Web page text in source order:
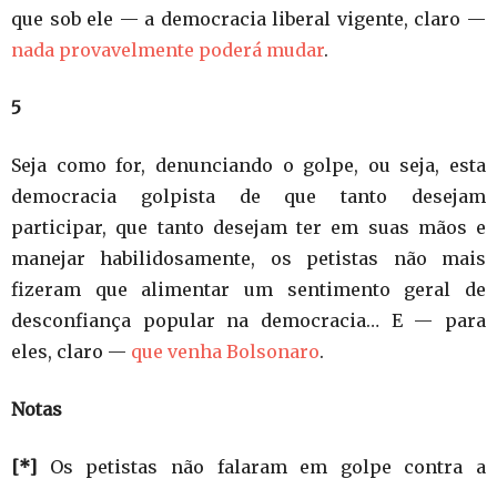
que sob ele — a democracia liberal vigente, claro —
nada provavelmente poderá mudar.
5
Seja como for, denunciando o golpe, ou seja, esta
democracia golpista de que tanto desejam
participar, que tanto desejam ter em suas mãos e
manejar habilidosamente, os petistas não mais
fizeram que alimentar um sentimento geral de
desconfiança popular na democracia… E — para
eles, claro — que venha Bolsonaro.
Notas
[*] Os petistas não falaram em golpe contra a